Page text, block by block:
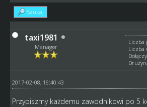
Szukaj
taxi1981
Manager
Liczba
Liczba
2017-02-08, 16:40:43
Przypiszmy każdemu zawodnikowi po 5